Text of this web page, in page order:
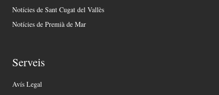
Notícies de Sant Cugat del Vallès
Notícies de Premià de Mar
Serveis
Avís Legal